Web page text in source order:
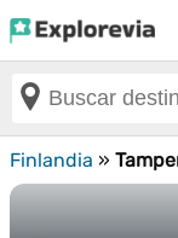
Finlandia »